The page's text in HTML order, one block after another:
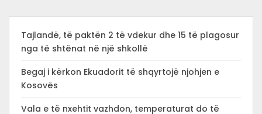
Tajlandë, të paktën 2 të vdekur dhe 15 të plagosur
nga të shtënat në një shkollë
Begaj i kërkon Ekuadorit të shqyrtojë njohjen e
Kosovës
Vala e të nxehtit vazhdon, temperaturat do të